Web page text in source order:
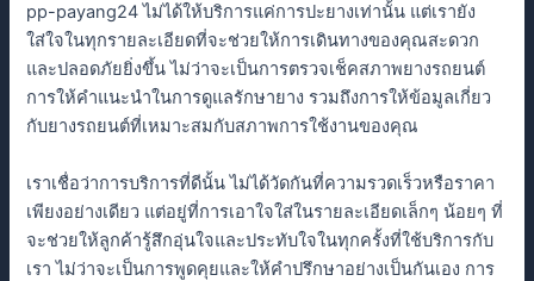
pp-payang24 ไม่ได้ให้บริการแค่การปะยางเท่านั้น แต่เรายัง
ใส่ใจในทุกรายละเอียดที่จะช่วยให้การเดินทางของคุณสะดวก
และปลอดภัยยิ่งขึ้น ไม่ว่าจะเป็นการตรวจเช็คสภาพยางรถยนต์
การให้คำแนะนำในการดูแลรักษายาง รวมถึงการให้ข้อมูลเกี่ยว
กับยางรถยนต์ที่เหมาะสมกับสภาพการใช้งานของคุณ
เราเชื่อว่าการบริการที่ดีนั้น ไม่ได้วัดกันที่ความรวดเร็วหรือราคา
เพียงอย่างเดียว แต่อยู่ที่การเอาใจใส่ในรายละเอียดเล็กๆ น้อยๆ ที่
จะช่วยให้ลูกค้ารู้สึกอุ่นใจและประทับใจในทุกครั้งที่ใช้บริการกับ
เรา ไม่ว่าจะเป็นการพูดคุยและให้คำปรึกษาอย่างเป็นกันเอง การ